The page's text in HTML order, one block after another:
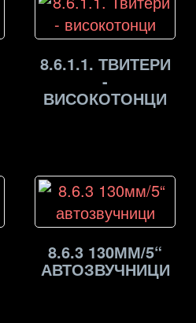
8.6.1.1. ТВИТЕРИ
-
ВИСОКОТОНЦИ
8.6.3 130ММ/5“
АВТОЗВУЧНИЦИ